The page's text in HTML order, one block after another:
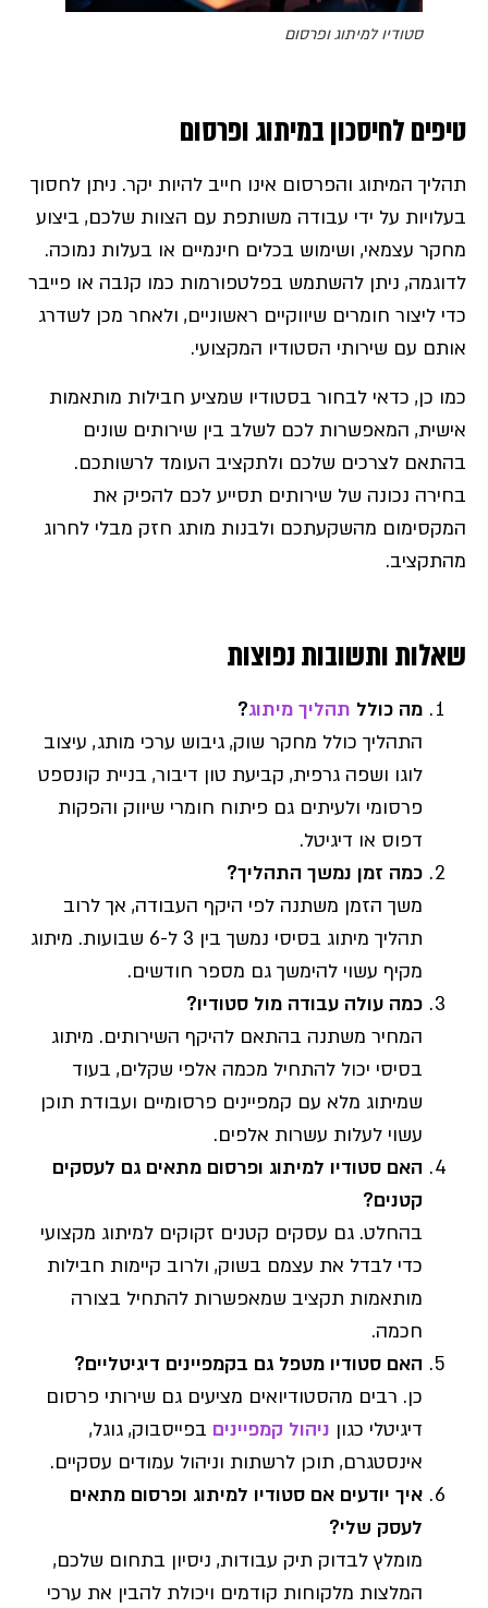
סטודיו למיתוג ופרסום
טיפים לחיסכון במיתוג ופרסום
תהליך המיתוג והפרסום אינו חייב להיות יקר. ניתן לחסוך
בעלויות על ידי עבודה משותפת עם הצוות שלכם, ביצוע
מחקר עצמאי, ושימוש בכלים חינמיים או בעלות נמוכה.
לדוגמה, ניתן להשתמש בפלטפורמות כמו קנבה או פייבר
כדי ליצור חומרים שיווקיים ראשוניים, ולאחר מכן לשדרג
אותם עם שירותי הסטודיו המקצועי.
כמו כן, כדאי לבחור בסטודיו שמציע חבילות מותאמות
אישית, המאפשרות לכם לשלב בין שירותים שונים
בהתאם לצרכים שלכם ולתקציב העומד לרשותכם.
בחירה נכונה של שירותים תסייע לכם להפיק את
המקסימום מהשקעתכם ולבנות מותג חזק מבלי לחרוג
מהתקציב.
שאלות ותשובות נפוצות
מה כולל תהליך מיתוג?
התהליך כולל מחקר שוק, גיבוש ערכי מותג, עיצוב
לוגו ושפה גרפית, קביעת טון דיבור, בניית קונספט
פרסומי ולעיתים גם פיתוח חומרי שיווק והפקות
דפוס או דיגיטל.
כמה זמן נמשך התהליך?
משך הזמן משתנה לפי היקף העבודה, אך לרוב
תהליך מיתוג בסיסי נמשך בין 3 ל-6 שבועות. מיתוג
מקיף עשוי להימשך גם מספר חודשים.
כמה עולה עבודה מול סטודיו?
המחיר משתנה בהתאם להיקף השירותים. מיתוג
בסיסי יכול להתחיל מכמה אלפי שקלים, בעוד
שמיתוג מלא עם קמפיינים פרסומיים ועבודת תוכן
עשוי לעלות עשרות אלפים.
האם סטודיו למיתוג ופרסום מתאים גם לעסקים
קטנים?
בהחלט. גם עסקים קטנים זקוקים למיתוג מקצועי
כדי לבדל את עצמם בשוק, ולרוב קיימות חבילות
מותאמות תקציב שמאפשרות להתחיל בצורה
חכמה.
האם סטודיו מטפל גם בקמפיינים דיגיטליים?
כן. רבים מהסטודיואים מציעים גם שירותי פרסום
דיגיטלי כגון ניהול קמפיינים בפייסבוק, גוגל,
אינסטגרם, תוכן לרשתות וניהול עמודים עסקיים.
איך יודעים אם סטודיו למיתוג ופרסום מתאים
לעסק שלי?
מומלץ לבדוק תיק עבודות, ניסיון בתחום שלכם,
המלצות מלקוחות קודמים ויכולת להבין את ערכי